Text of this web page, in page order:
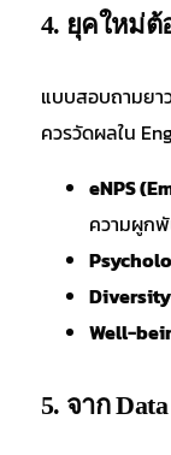
4. ยุคใหม่ต้
แบบสอบถามยา
ควรวัดผลใน
eNPS
ความผูก
Well-
5. จาก